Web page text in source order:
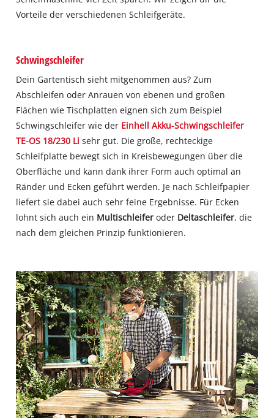
Vorteile der verschiedenen Schleifgeräte.
Schwingschleifer
Dein Gartentisch sieht mitgenommen aus? Zum
Abschleifen oder Anrauen von ebenen und großen
Flächen wie Tischplatten eignen sich zum Beispiel
Schwingschleifer wie der Einhell Akku-Schwingschleifer
TE-OS 18/230 Li sehr gut. Die große, rechteckige
Schleifplatte bewegt sich in Kreisbewegungen über die
Oberfläche und kann dank ihrer Form auch optimal an
Ränder und Ecken geführt werden. Je nach Schleifpapier
liefert sie dabei auch sehr feine Ergebnisse. Für Ecken
lohnt sich auch ein Multischleifer oder Deltaschleifer, die
nach dem gleichen Prinzip funktionieren.